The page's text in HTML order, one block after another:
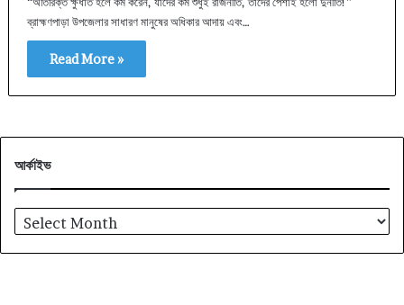
ব্রাহ্মণপাড়া উপজেলার সাধারণ মানুষের অধিকার আদায় এবং…
Read More »
আর্কাইভ
আর্কাইভ